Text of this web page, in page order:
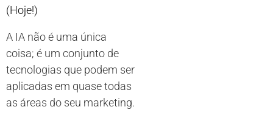
(Hoje!)
A IA não é uma única
coisa; é um conjunto de
tecnologias que podem ser
aplicadas em quase todas
as áreas do seu marketing.